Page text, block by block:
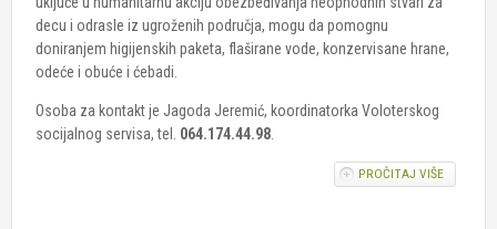
decu i odrasle iz ugroženih područja, mogu da pomognu
doniranjem higijenskih paketa, flaširane vode, konzervisane hrane,
odeće i obuće i ćebadi.
Osoba za kontakt je Jagoda Jeremić, koordinatorka Voloterskog
socijalnog servisa, tel. 064.174.44.98
PROČITAJ VIŠEO UG